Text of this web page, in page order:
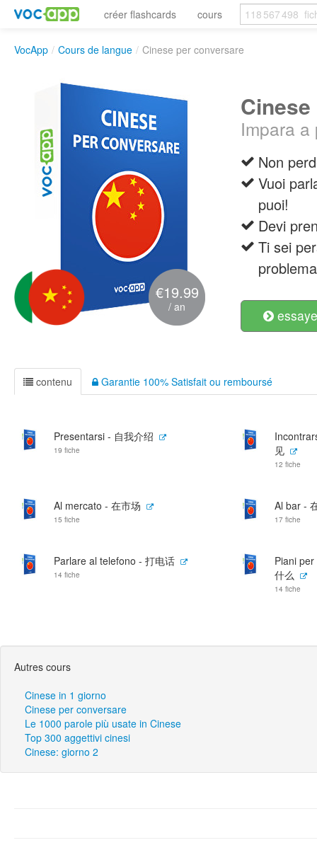
créer flashcards cours
VocApp / Cours de langue / Cinese per conversare
€19.99
/ an
Impara a
Non
Vuoi
puoi!
Devi
Ti sei
contenu Garantie 100% Satisfait ou remboursé
Presentarsi - 自我介绍
19 fiche
见
12 fiche
Al mercato - 在市场
15 fiche
Al bar -
17 fiche
Parlare al telefono - 打电话
14 fiche
Piani
什么
14 fiche
Autres cours
Cinese in 1 giorno
Cinese per conversare
Le 1000 parole più usate in Cinese
Top 300 aggettivi cinesi
Cinese: giorno 2